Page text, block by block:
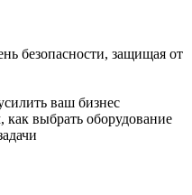
безопасности, защищая от
ваш бизнес
выбрать оборудование